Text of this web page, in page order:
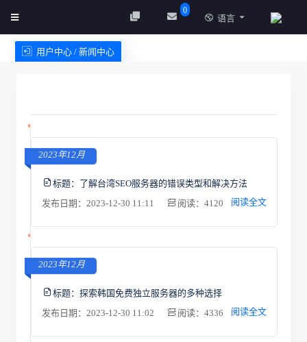
0
语言
用户中心 / 新闻中心
2023年12月
标题： 了解台湾SEO服务器的错误类型和解决方法
发布日期：2023-12-30 11:11
阅读：4120 阅读全文
2023年12月
标题： 探索韩国免费独立服务器的多种选择
发布日期：2023-12-30 11:02
阅读：4336 阅读全文